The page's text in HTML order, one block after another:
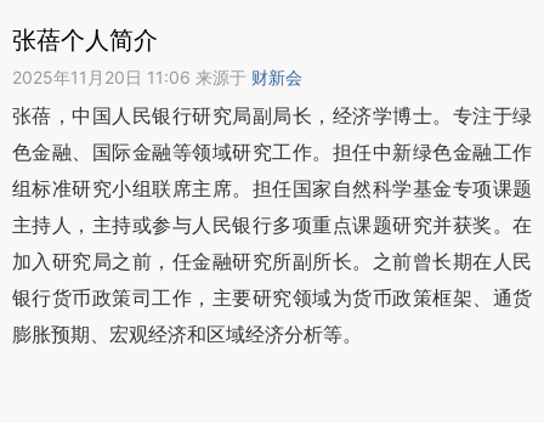
张蓓个人简介
2025年11月20日 11:06 来源于 财新会
张蓓，中国人民银行研究局副局长，经济学博士。专注于绿
色金融、国际金融等领域研究工作。担任中新绿色金融工作
组标准研究小组联席主席。担任国家自然科学基金专项课题
主持人，主持或参与人民银行多项重点课题研究并获奖。在
加入研究局之前，任金融研究所副所长。之前曾长期在人民
银行货币政策司工作，主要研究领域为货币政策框架、通货
膨胀预期、宏观经济和区域经济分析等。